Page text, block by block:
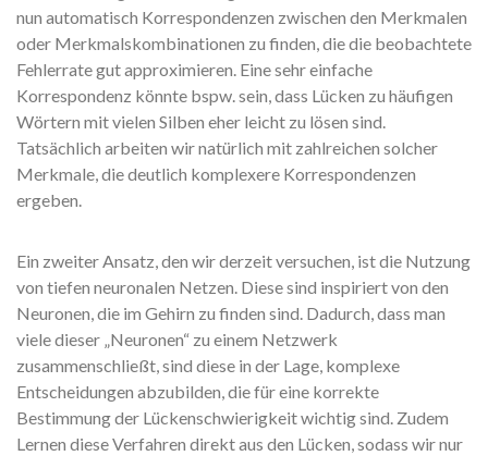
nun automatisch Korrespondenzen zwischen den Merkmalen
oder Merkmalskombinationen zu finden, die die beobachtete
Fehlerrate gut approximieren. Eine sehr einfache
Korrespondenz könnte bspw. sein, dass Lücken zu häufigen
Wörtern mit vielen Silben eher leicht zu lösen sind.
Tatsächlich arbeiten wir natürlich mit zahlreichen solcher
Merkmale, die deutlich komplexere Korrespondenzen
ergeben.
Ein zweiter Ansatz, den wir derzeit versuchen, ist die Nutzung
von tiefen neuronalen Netzen. Diese sind inspiriert von den
Neuronen, die im Gehirn zu finden sind. Dadurch, dass man
viele dieser „Neuronen“ zu einem Netzwerk
zusammenschließt, sind diese in der Lage, komplexe
Entscheidungen abzubilden, die für eine korrekte
Bestimmung der Lückenschwierigkeit wichtig sind. Zudem
Lernen diese Verfahren direkt aus den Lücken, sodass wir nur